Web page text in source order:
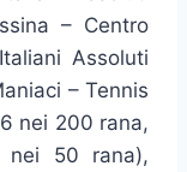
– Centro
Assoluti
– Tennis
nei 200 rana,
nei 50 rana),